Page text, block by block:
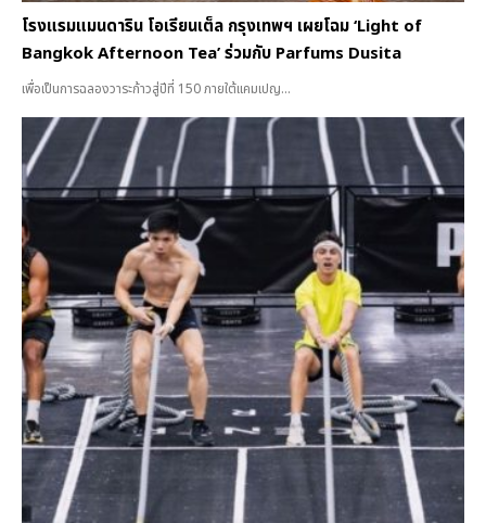
โรงแรมแมนดาริน โอเรียนเต็ล กรุงเทพฯ เผยโฉม ‘Light of
Bangkok Afternoon Tea’ ร่วมกับ Parfums Dusita
เพื่อเป็นการฉลองวาระก้าวสู่ปีที่ 150 ภายใต้แคมเปญ...